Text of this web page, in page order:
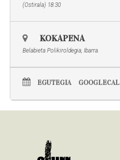
(Ostirala) 18:30
KOKAPENA
Belabieta Polikiroldegia, Ibarra.
EGUTEGIA GOOGLECAL